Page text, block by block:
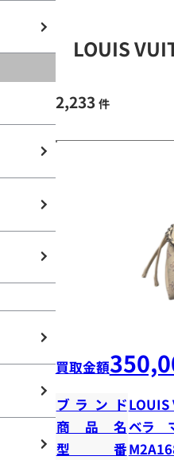
LOUIS
2,233 件
買取金額
ブランドLOUIS
商品名ベラ
型番